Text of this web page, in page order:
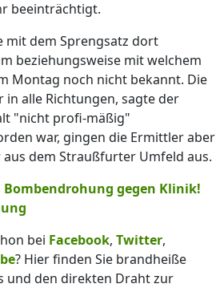
beeinträchtigt.
mit dem Sprengsatz dort
beziehungsweise mit welchem
Montag noch nicht bekannt. Die
alle Richtungen, sagte der
"nicht profi-mäßig"
war, gingen die Ermittler aber
aus dem Straußfurter Umfeld aus.
Bombendrohung gegen Klinik!
bei Facebook, Twitter,
? Hier finden Sie brandheiße
und den direkten Draht zur